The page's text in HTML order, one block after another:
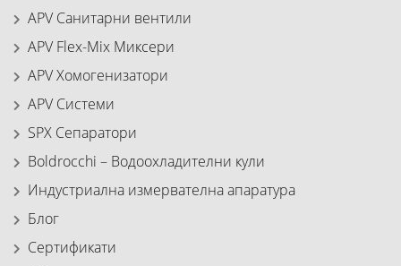
APV Санитарни вентили
APV Flex-Mix Миксери
APV Хомогенизатори
APV Системи
SPX Сепаратори
Boldrocchi – Водоохладителни кули
Индустриална измервателна апаратура
Блог
Сертификати